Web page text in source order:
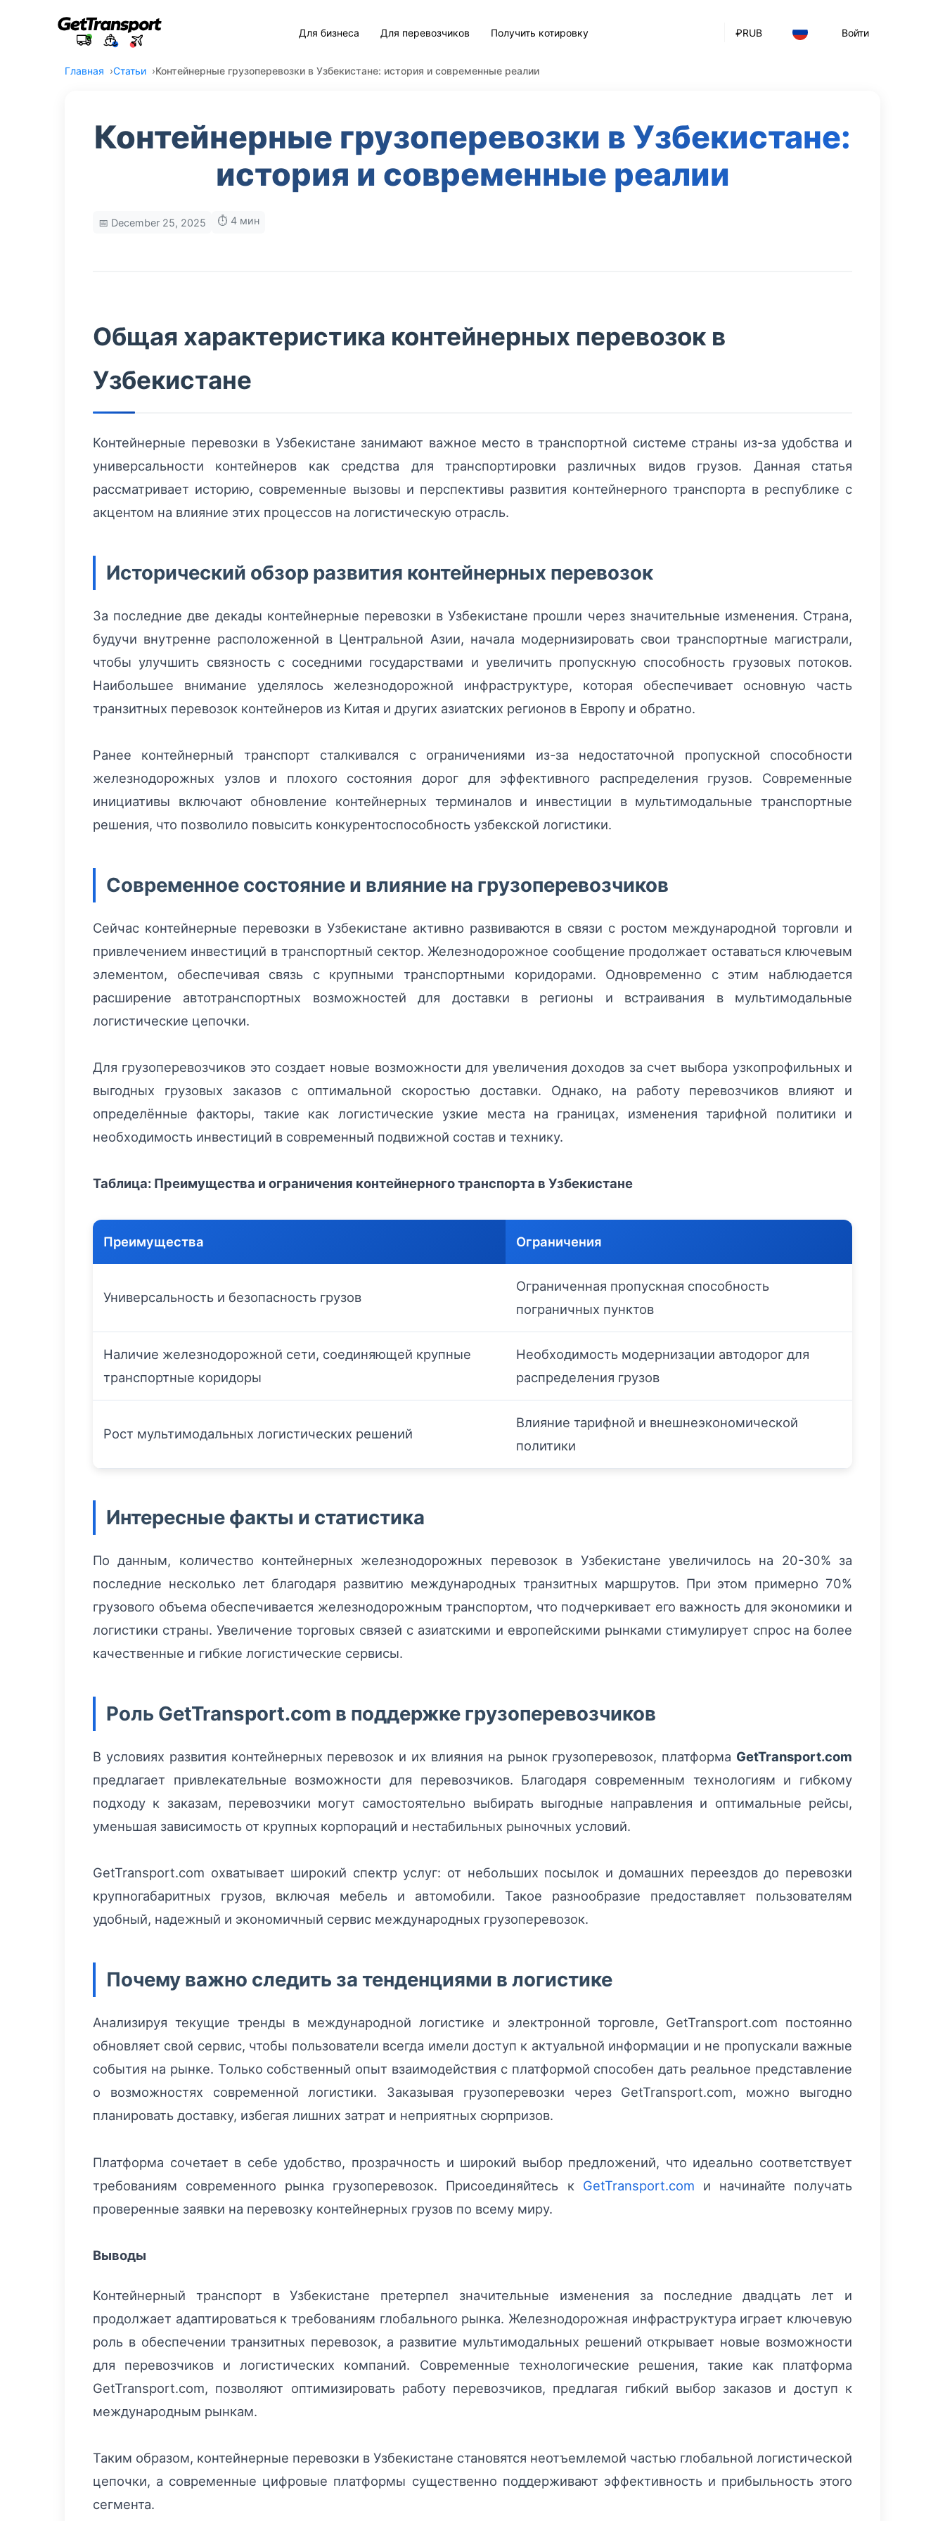
₽RUB Войти
Для бизнеса Для перевозчиков Получить котировку
Главная Статьи Контейнерные грузоперевозки в Узбекистане: история и современные реалии
Контейнерные грузоперевозки в Узбекистане:
история и современные реалии
📅 December 25, 2025 ⏱️ 4 мин
Общая характеристика контейнерных перевозок в
Узбекистане
Контейнерные перевозки в Узбекистане занимают важное место в транспортной системе страны из-за удобства и
универсальности контейнеров как средства для транспортировки различных видов грузов. Данная статья
рассматривает историю, современные вызовы и перспективы развития контейнерного транспорта в республике с
акцентом на влияние этих процессов на логистическую отрасль.
Исторический обзор развития контейнерных перевозок
За последние две декады контейнерные перевозки в Узбекистане прошли через значительные изменения. Страна,
будучи внутренне расположенной в Центральной Азии, начала модернизировать свои транспортные магистрали,
чтобы улучшить связность с соседними государствами и увеличить пропускную способность грузовых потоков.
Наибольшее внимание уделялось железнодорожной инфраструктуре, которая обеспечивает основную часть
транзитных перевозок контейнеров из Китая и других азиатских регионов в Европу и обратно.
Ранее контейнерный транспорт сталкивался с ограничениями из-за недостаточной пропускной способности
железнодорожных узлов и плохого состояния дорог для эффективного распределения грузов. Современные
инициативы включают обновление контейнерных терминалов и инвестиции в мультимодальные транспортные
решения, что позволило повысить конкурентоспособность узбекской логистики.
Современное состояние и влияние на грузоперевозчиков
Сейчас контейнерные перевозки в Узбекистане активно развиваются в связи с ростом международной торговли и
привлечением инвестиций в транспортный сектор. Железнодорожное сообщение продолжает оставаться ключевым
элементом, обеспечивая связь с крупными транспортными коридорами. Одновременно с этим наблюдается
расширение автотранспортных возможностей для доставки в регионы и встраивания в мультимодальные
логистические цепочки.
Для грузоперевозчиков это создает новые возможности для увеличения доходов за счет выбора узкопрофильных и
выгодных грузовых заказов с оптимальной скоростью доставки. Однако, на работу перевозчиков влияют и
определённые факторы, такие как логистические узкие места на границах, изменения тарифной политики и
необходимость инвестиций в современный подвижной состав и технику.
Таблица: Преимущества и ограничения контейнерного транспорта в Узбекистане
Преимущества Ограничения
Универсальность и безопасность грузов
Ограниченная пропускная способность
пограничных пунктов
Наличие железнодорожной сети, соединяющей крупные
транспортные коридоры
Необходимость модернизации автодорог для
распределения грузов
Рост мультимодальных логистических решений
Влияние тарифной и внешнеэкономической
политики
Интересные факты и статистика
По данным, количество контейнерных железнодорожных перевозок в Узбекистане увеличилось на 20-30% за
последние несколько лет благодаря развитию международных транзитных маршрутов. При этом примерно 70%
грузового объема обеспечивается железнодорожным транспортом, что подчеркивает его важность для экономики и
логистики страны. Увеличение торговых связей с азиатскими и европейскими рынками стимулирует спрос на более
качественные и гибкие логистические сервисы.
Роль GetTransport.com в поддержке грузоперевозчиков
В условиях развития контейнерных перевозок и их влияния на рынок грузоперевозок, платформа GetTransport.com
предлагает привлекательные возможности для перевозчиков. Благодаря современным технологиям и гибкому
подходу к заказам, перевозчики могут самостоятельно выбирать выгодные направления и оптимальные рейсы,
уменьшая зависимость от крупных корпораций и нестабильных рыночных условий.
GetTransport.com охватывает широкий спектр услуг: от небольших посылок и домашних переездов до перевозки
крупногабаритных грузов, включая мебель и автомобили. Такое разнообразие предоставляет пользователям
удобный, надежный и экономичный сервис международных грузоперевозок.
Почему важно следить за тенденциями в логистике
Анализируя текущие тренды в международной логистике и электронной торговле, GetTransport.com постоянно
обновляет свой сервис, чтобы пользователи всегда имели доступ к актуальной информации и не пропускали важные
события на рынке. Только собственный опыт взаимодействия с платформой способен дать реальное представление
о возможностях современной логистики. Заказывая грузоперевозки через GetTransport.com, можно выгодно
планировать доставку, избегая лишних затрат и неприятных сюрпризов.
Платформа сочетает в себе удобство, прозрачность и широкий выбор предложений, что идеально соответствует
требованиям современного рынка грузоперевозок. Присоединяйтесь к GetTransport.com и начинайте получать
проверенные заявки на перевозку контейнерных грузов по всему миру.
Выводы
Контейнерный транспорт в Узбекистане претерпел значительные изменения за последние двадцать лет и
продолжает адаптироваться к требованиям глобального рынка. Железнодорожная инфраструктура играет ключевую
роль в обеспечении транзитных перевозок, а развитие мультимодальных решений открывает новые возможности
для перевозчиков и логистических компаний. Современные технологические решения, такие как платформа
GetTransport.com, позволяют оптимизировать работу перевозчиков, предлагая гибкий выбор заказов и доступ к
международным рынкам.
Таким образом, контейнерные перевозки в Узбекистане становятся неотъемлемой частью глобальной логистической
цепочки, а современные цифровые платформы существенно поддерживают эффективность и прибыльность этого
сегмента.